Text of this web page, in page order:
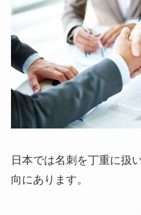
日本では名刺を丁重に扱
向にあります。